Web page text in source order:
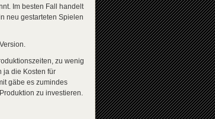
Im besten Fall handelt
neu gestarteten Spielen
zu wenig
ja die Kosten für
gäbe es zumindes
zu investieren.